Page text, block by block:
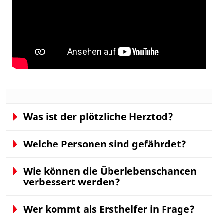
Was ist der plötzliche Herztod?
Welche Personen sind gefährdet?
Wie können die Überlebenschancen
verbessert werden?
Wer kommt als Ersthelfer in Frage?